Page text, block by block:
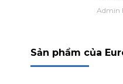
Admin
Sản phẩm của